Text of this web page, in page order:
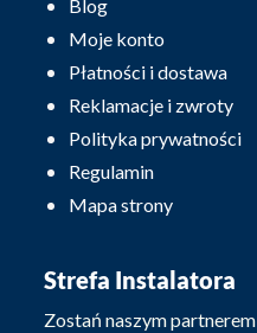
Blog
Moje konto
Płatności i dostawa
Reklamacje i zwroty
Polityka prywatności
Regulamin
Mapa strony
Strefa Instalatora
Zostań naszym partnerem